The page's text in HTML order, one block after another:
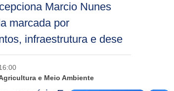
Marcio Nunes
marcada por
infraestrutura e dese
e Meio Ambiente